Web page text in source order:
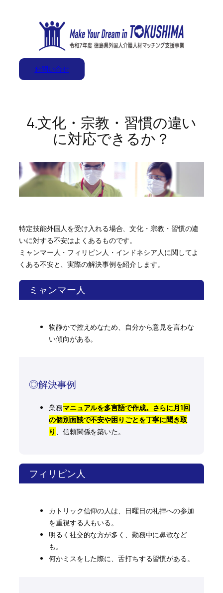
お問い合せ
4.文化・宗教・習慣の違い
に対応できるか？
特定技能外国人を受け入れる場合、文化・宗教・習慣の違
いに対する不安はよくあるものです。
ミャンマー人・フィリピン人・インドネシア人に関してよ
くある不安と、実際の解決事例を紹介します。
ミャンマー人
物静かで控えめなため、自分から意見を言わな
い傾向がある。
◎解決事例
業務マニュアルを多言語で作成。さらに月1回
の個別面談で不安や困りごとを丁寧に聞き取
り
、信頼関係を築いた。
フィリピン人
カトリック信仰の人は、日曜日の礼拝への参加
を重視する人もいる。
明るく社交的な方が多く、勤務中に鼻歌など
も。
何かミスをした際に、舌打ちする習慣がある。